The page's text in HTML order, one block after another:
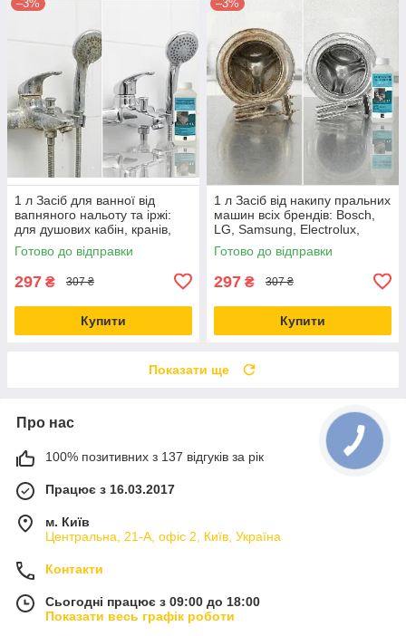
–3%
1 л Засіб для ванної від
вапняного нальоту та іржі:
для душових кабін, кранів,
плитки, раковин, скло -
дієвий, без зайвої хімії
Готово до відправки
297 ₴ 307 ₴
Купити
–3%
1 л Засіб від накипу пральних
машин всіх брендів: Bosch,
LG, Samsung, Electrolux,
Indesit, Candy, Whirlpool,
Beko - рідина
Готово до відправки
297 ₴ 307 ₴
Купити
Показати ще
Про нас
100% позитивних з 137 відгуків за рік
Працює з 16.03.2017
м. Київ
Центральна, 21-А, офіс 2, Київ, Україна
Контакти
Сьогодні працює з 09:00 до 18:00
Показати весь графік роботи